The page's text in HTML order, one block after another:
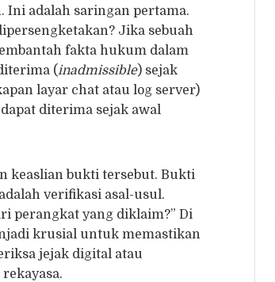
Ini adalah saringan pertama.
Jika sebuah
fakta hukum dalam
(inadmissible) sejak
layar chat atau log server)
diterima sejak awal
keaslian bukti tersebut. Bukti
verifikasi asal-usul.
perangkat yang diklaim?” Di
krusial untuk memastikan
jejak digital atau